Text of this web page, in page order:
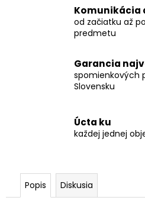
Komunikácia
od začiatku až
predmetu
Garancia
spomienkových
Slovensku
Úcta ku
každej jednej
Popis Diskusia